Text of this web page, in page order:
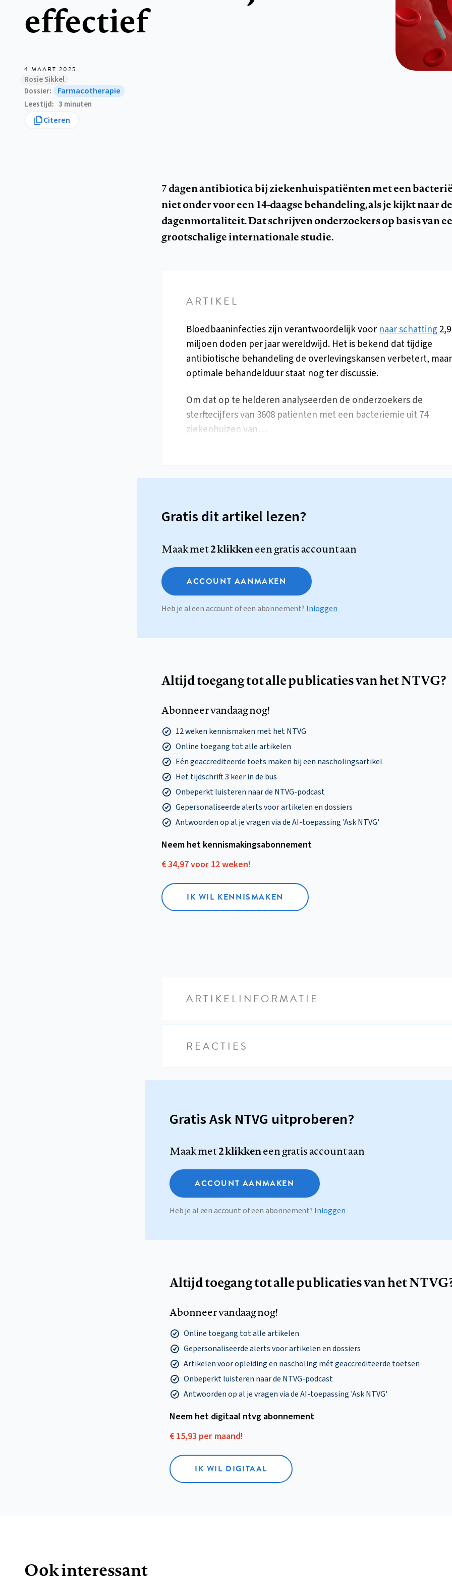
effectief
4 MAART 2025
Rosie Sikkel
Dossier
Farmacotherapie
Leestijd 3 minuten
Citeren
7 dagen antibiotica bij ziekenhuispatiënten met een
niet onder voor een 14-daagse behandeling, als je kijkt naar
dagenmortaliteit. Dat schrijven onderzoekers op basis van
grootschalige internationale studie.
ARTIKEL
Bloedbaaninfecties zijn verantwoordelijk voornaar schatting2,9
miljoen doden per jaar wereldwijd. Het is bekend dat tijdige
antibiotische behandeling de overlevingskansen verbetert,
optimale behandelduur staat nog ter discussie.
Om dat op te helderen analyseerden de onderzoekers de
sterftecijfers van 3608 patiënten met een bacteriëmie uit 74
ziekenhuizen van…
Gratis dit artikel lezen?
Maak met2 klikkeneen gratis account aan
ACCOUNT AANMAKEN
Heb je al een account of een abonnement? Inloggen
Altijd toegang tot alle publicaties van het NTVG?
Abonneer vandaag nog!
12 weken kennismaken met het NTVG
Online toegang tot alle artikelen
Eén geaccrediteerde toets maken bij een nascholingsartikel
Het tijdschrift 3 keer in de bus
Onbeperkt luisteren naar de NTVG-podcast
Gepersonaliseerde alerts voor artikelen en dossiers
Antwoorden op al je vragen via de AI-toepassing 'Ask NTVG'
Neem het kennismakings­abonnement
€ 34,97 voor 12 weken!
IK WIL KENNISMAKEN
ARTIKELINFORMATIE
REACTIES
Gratis Ask NTVG uitproberen?
Maak met2 klikkeneen gratis account aan
ACCOUNT AANMAKEN
Heb je al een account of een abonnement? Inloggen
Altijd toegang tot alle publicaties van het
Abonneer vandaag nog!
Online toegang tot alle artikelen
Gepersonaliseerde alerts voor artikelen en dossiers
Artikelen voor opleiding en nascholing mét geaccrediteerde toetsen
Onbeperkt luisteren naar de NTVG-podcast
Antwoorden op al je vragen via de AI-toepassing 'Ask NTVG'
Neem het digitaal ntvg abonnement
€ 15,93 per maand!
IK WIL DIGITAAL
Ook interessant